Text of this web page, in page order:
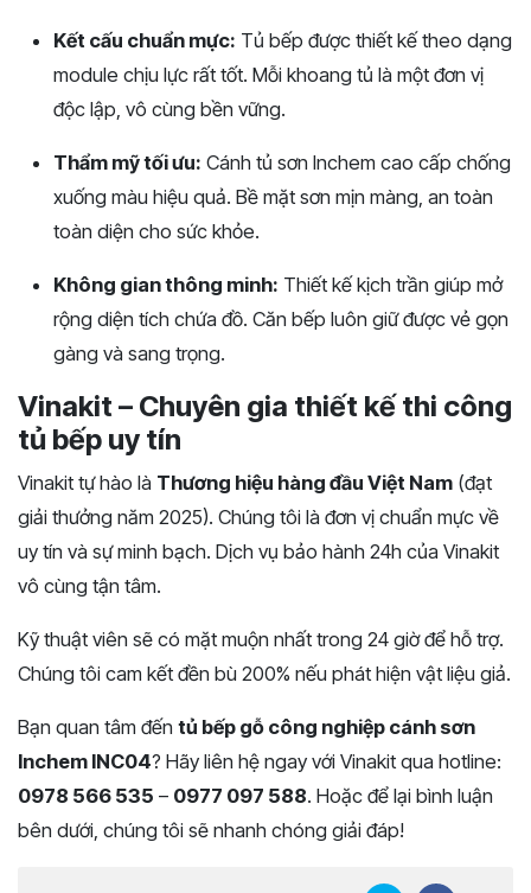
Kết cấu chuẩn mực: Tủ bếp được thiết kế theo dạng
module chịu lực rất tốt. Mỗi khoang tủ là một đơn vị
độc lập, vô cùng bền vững.
Thẩm mỹ tối ưu: Cánh tủ sơn Inchem cao cấp chống
xuống màu hiệu quả. Bề mặt sơn mịn màng, an toàn
toàn diện cho sức khỏe.
Không gian thông minh: Thiết kế kịch trần giúp mở
rộng diện tích chứa đồ. Căn bếp luôn giữ được vẻ gọn
gàng và sang trọng.
Vinakit – Chuyên gia thiết kế thi công
tủ bếp uy tín
Vinakit tự hào là Thương hiệu hàng đầu Việt Nam (đạt
giải thưởng năm 2025). Chúng tôi là đơn vị chuẩn mực về
uy tín và sự minh bạch. Dịch vụ bảo hành 24h của Vinakit
vô cùng tận tâm.
Kỹ thuật viên sẽ có mặt muộn nhất trong 24 giờ để hỗ trợ.
Chúng tôi cam kết đền bù 200% nếu phát hiện vật liệu giả.
Bạn quan tâm đến tủ bếp gỗ công nghiệp cánh sơn
Inchem INC04? Hãy liên hệ ngay với Vinakit qua hotline:
0978 566 535 – 0977 097 588. Hoặc để lại bình luận
bên dưới, chúng tôi sẽ nhanh chóng giải đáp!